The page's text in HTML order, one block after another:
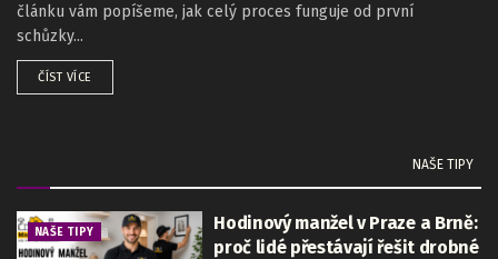
článku vám popíšeme, jak celý proces funguje od první
schůzky...
ČÍST VÍCE
NAŠE TIPY
NAŠE TIPY
Hodinový manžel v Praze a Brně:
proč lidé přestávají řešit drobné